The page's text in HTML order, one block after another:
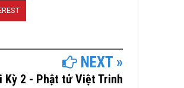
NEXT »
Kỳ 2 - Phật tử Việt Trinh